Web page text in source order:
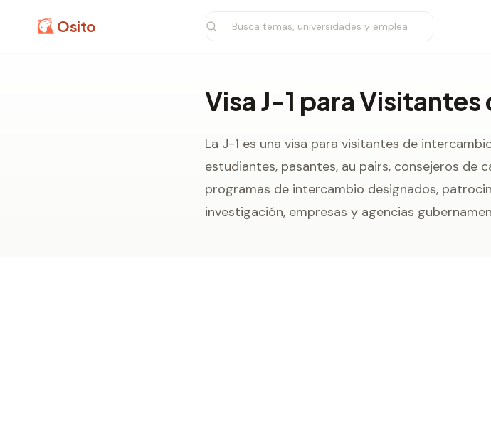
Osito
Visa J-1 para
La J-1 es una visa para visitantes de
estudiantes, pasantes, au pairs, consejeros
programas de intercambio designados,
investigación, empresas y agencias